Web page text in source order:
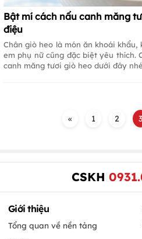
Bật mí cách nấu canh măng
điệu
Chân giò heo là món ăn khoái
em phụ nữ cũng đặc biệt yêu thích.
canh măng tươi giò heo dưới đây nhé
« 1 2 3
CSKH
Giới thiệu
Tổng quan về nền tảng